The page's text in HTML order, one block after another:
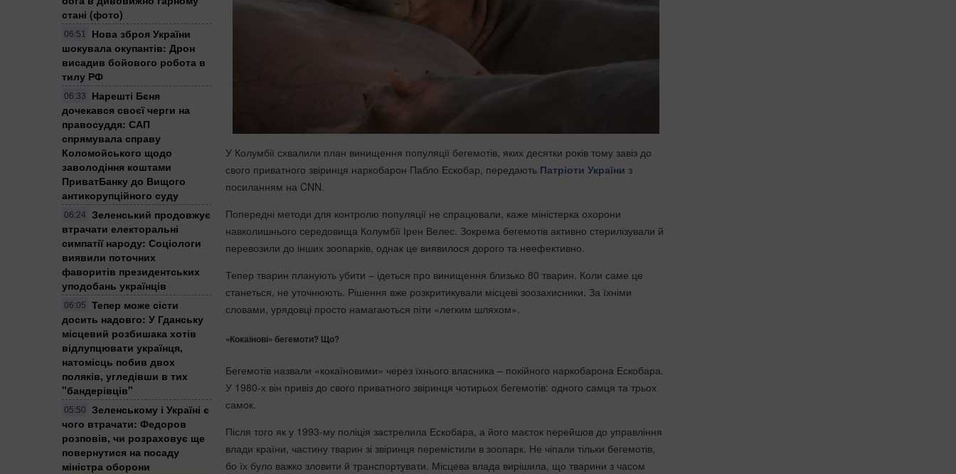
стані (фото)
06:51
Нова зброя України
шокувала окупантів: Дрон
висадив бойового робота в
тилу РФ
06:33
Нарешті Бєня
дочекався своєї черги на
правосуддя: САП
спрямувала справу
Коломойського щодо
заволодіння коштами
ПриватБанку до Вищого
антикорупційного суду
06:24
Зеленський продовжує
втрачати електоральні
симпатії народу: Соціологи
виявили поточних
фаворитів президентських
уподобань українців
06:05
Тепер може сісти
досить надовго: У Гданську
місцевий розбишака хотів
відлупцювати українця,
натомісць побив двох
поляків, угледівши в тих
"бандерівців"
05:50
Зеленському і Україні є
чого втрачати: Федоров
розповів, чи розраховує ще
повернутися на посаду
міністра оборони
У Колумбії схвалили план винищення популяції бегемотів, яких десятки років тому завіз до
свого приватного звіринця наркобарон Пабло Ескобар, передають Патріоти України з
посиланням на CNN.
Попередні методи для контролю популяції не спрацювали, каже міністерка охорони
навколишнього середовища Колумбії Ірен Велес. Зокрема бегемотів активно стерилізували й
перевозили до інших зоопарків, однак це виявилося дорого та неефективно.
Тепер тварин планують убити – ідеться про винищення близько 80 тварин. Коли саме це
станеться, не уточнюють. Рішення вже розкритикували місцеві зоозахисники. За їхніми
словами, урядовці просто намагаються піти «легким шляхом».
«Кокаїнові» бегемоти? Що?
Бегемотів назвали «кокаїновими» через їхнього власника – покійного наркобарона Ескобара.
У 1980-х він привіз до свого приватного звіринця чотирьох бегемотів: одного самця та трьох
самок.
Після того як у 1993-му поліція застрелила Ескобара, а його маєток перейшов до управління
влади країни, частину тварин зі звіринця перемістили в зоопарк. Не чіпали тільки бегемотів,
бо їх було важко зловити й транспортувати. Місцева влада вирішила, що тварини з часом